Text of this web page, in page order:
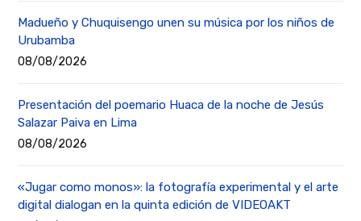
Madueño y Chuquisengo unen su música por los niños de
Urubamba
08/08/2026
Presentación del poemario Huaca de la noche de Jesús
Salazar Paiva en Lima
08/08/2026
«Jugar como monos»: la fotografía experimental y el arte
digital dialogan en la quinta edición de VIDEOAKT